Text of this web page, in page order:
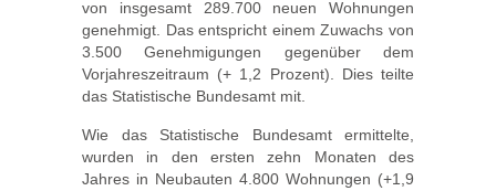
von insgesamt 289.700 neuen Wohnungen
genehmigt. Das entspricht einem Zuwachs von
3.500 Genehmigungen gegenüber dem
Vorjahreszeitraum (+ 1,2 Prozent). Dies teilte
das Statistische Bundesamt mit.
Wie das Statistische Bundesamt ermittelte,
wurden in den ersten zehn Monaten des
Jahres in Neubauten 4.800 Wohnungen (+1,9